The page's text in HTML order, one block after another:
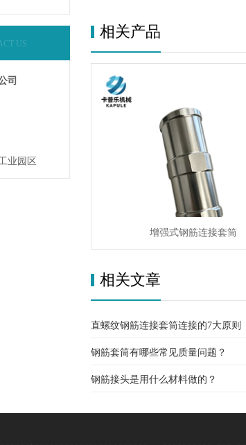
US
司
业园区
相关产品
增强式钢筋连接套筒
相关文章
直螺纹钢筋连接套筒连接的7大原则
钢筋套筒有哪些常见质量问题？
钢筋接头是用什么材料做的？